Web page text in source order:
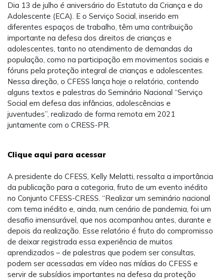
Dia 13 de julho é aniversário do Estatuto da Criança e do
Adolescente (ECA). E o Serviço Social, inserido em
diferentes espaços de trabalho, têm uma contribuição
importante na defesa dos direitos de crianças e
adolescentes, tanto no atendimento de demandas da
população, como na participação em movimentos sociais e
fóruns pela proteção integral de crianças e adolescentes.
Nessa direção, o CFESS lança hoje o relatório, contendo
alguns textos e palestras do Seminário Nacional “Serviço
Social em defesa das infâncias, adolescências e
juventudes”, realizado de forma remota em 2021
juntamente com o CRESS-PR.
Clique aqui para acessar
A presidente do CFESS, Kelly Melatti, ressalta a importância
da publicação para a categoria, fruto de um evento inédito
no Conjunto CFESS-CRESS. “Realizar um seminário nacional
com tema inédito e, ainda, num cenário de pandemia, foi um
desafio imensurável, que nos acompanhou antes, durante e
depois da realização. Esse relatório é fruto do compromisso
de deixar registrada essa experiência de muitos
aprendizados – de palestras que podem ser consultas,
podem ser acessadas em vídeo nas mídias do CFESS e
servir de subsídios importantes na defesa da proteção